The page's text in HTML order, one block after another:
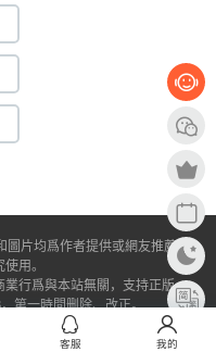
片均爲作者提供或網友推薦收
用。
行爲與本站無關，支持正版。
第一時間删除、改正。
号-1
客服 我的